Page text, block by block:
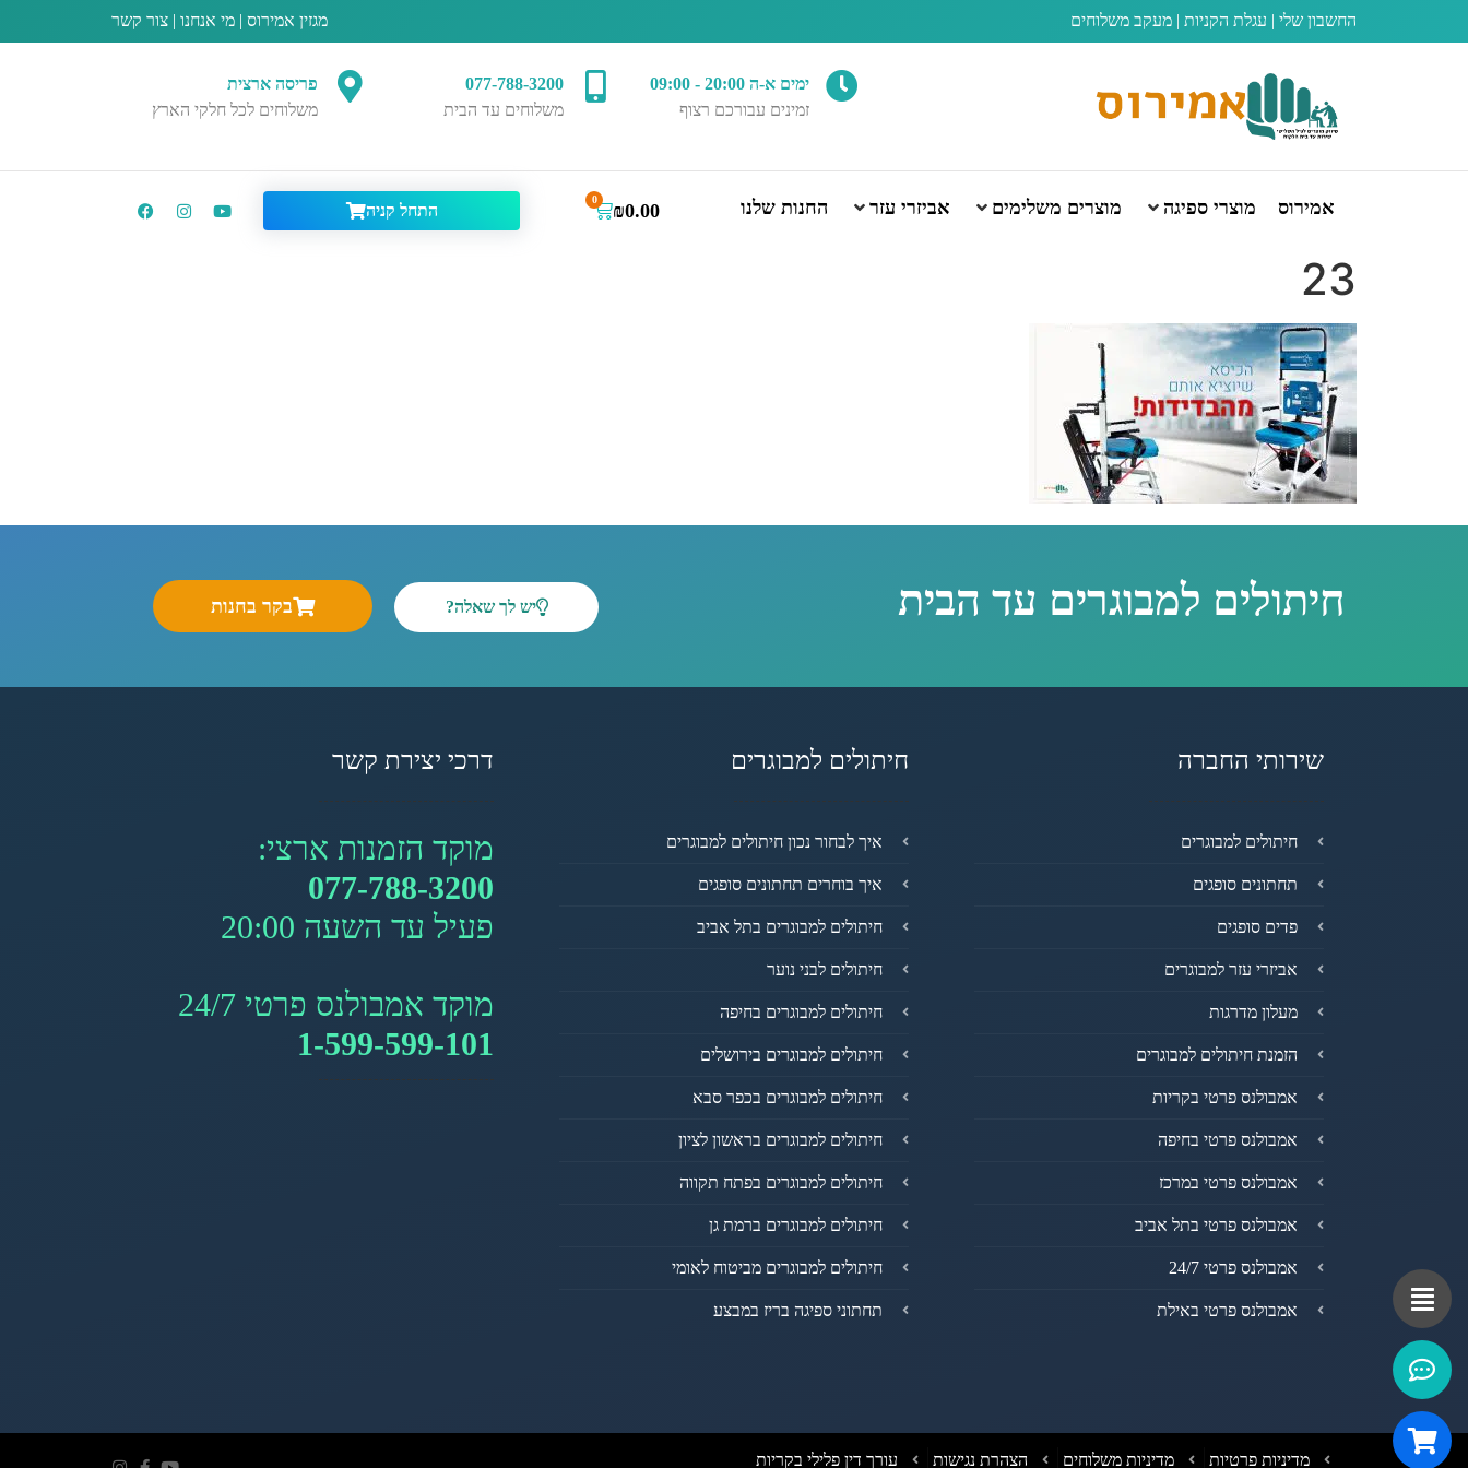
החשבון שלי | עגלת הקניות | מעקב משלוחים מגזין אמירוס | מי אנחנו | צור קשר
ימים א-ה 20:00 - 09:00
זמינים עבורכם רצוף
077-788-3200
משלוחים עד הבית
פריסה ארצית
משלוחים לכל חלקי הארץ
אמירוס מוצרי ספיגה מוצרים משלימים אביזרי עזר החנות שלנו ₪0.00
0
התחל קניה
23
חיתולים למבוגרים עד הבית יש לך שאלה? בקר בחנות
שירותי החברה
חיתולים למבוגרים
תחתונים סופגים
פדים סופגים
אביזרי עזר למבוגרים
מעלון מדרגות
הזמנת חיתולים למבוגרים
אמבולנס פרטי בקריות
אמבולנס פרטי בחיפה
אמבולנס פרטי במרכז
אמבולנס פרטי בתל אביב
אמבולנס פרטי 24/7
אמבולנס פרטי באילת
חיתולים למבוגרים
איך לבחור נכון חיתולים למבוגרים
איך בוחרים תחתונים סופגים
חיתולים למבוגרים בתל אביב
חיתולים לבני נוער
חיתולים למבוגרים בחיפה
חיתולים למבוגרים בירושלים
חיתולים למבוגרים בכפר סבא
חיתולים למבוגרים בראשון לציון
חיתולים למבוגרים בפתח תקווה
חיתולים למבוגרים ברמת גן
חיתולים למבוגרים מביטוח לאומי
תחתוני ספיגה בריז במבצע
דרכי יצירת קשר
מוקד הזמנות ארצי:
077-788-3200
פעיל עד השעה 20:00
מוקד אמבולנס פרטי 24/7
1-599-599-101
מדיניות פרטיות מדיניות משלוחים הצהרת נגישות עורך דין פלילי בקריות